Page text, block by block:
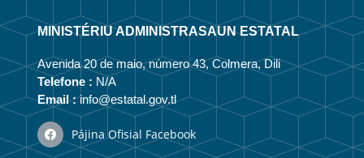
MINISTÉRIU ADMINISTRASAUN ESTATAL
Avenida 20 de maio, número 43, Colmera, Dili
Telefone : N/A
Email :info@estatal.gov.tl
Pájina Ofisial Facebook